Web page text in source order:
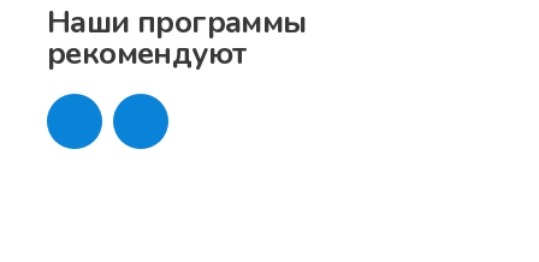
Наши программы
рекомендуют